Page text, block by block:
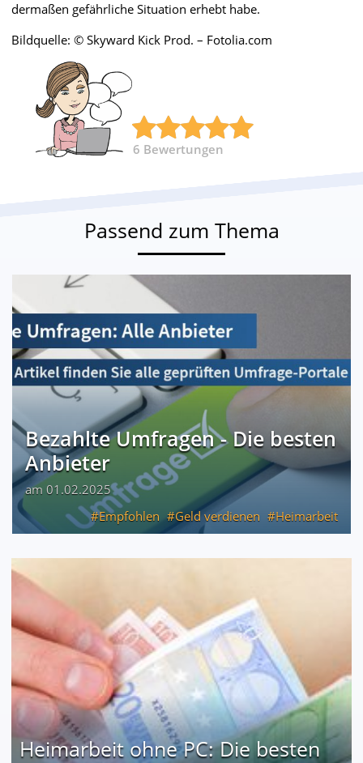
dermaßen gefährliche Situation erhebt habe.
Bildquelle: © Skyward Kick Prod. – Fotolia.com
6 Bewertungen
Passend zum Thema
Bezahlte Umfragen - Die besten
Anbieter
am 01.02.2025
Empfohlen
Geld verdienen Heimarbeit
Heimarbeit ohne PC: Die besten